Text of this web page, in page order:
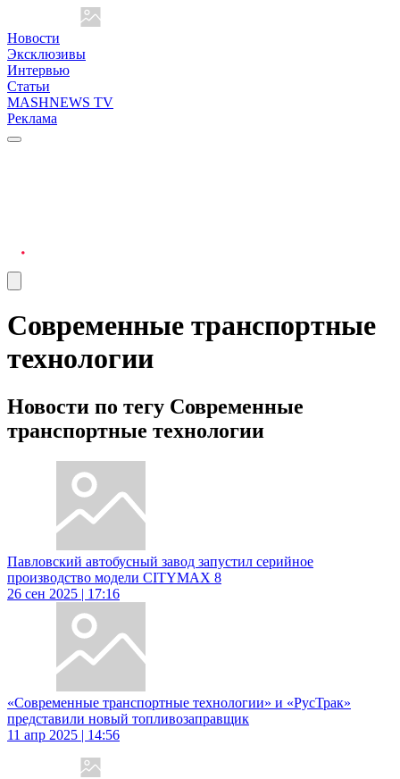
Новости
Эксклюзивы
Интервью
Статьи
MASHNEWS TV
Реклама
Современные транспортные
технологии
Новости по тегу Современные
транспортные технологии
Павловский автобусный завод запустил серийное
производство модели CITYMAX 8
26 сен 2025 | 17:16
«Современные транспортные технологии» и «РусТрак»
представили новый топливозаправщик
11 апр 2025 | 14:56